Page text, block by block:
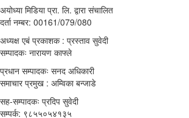
अयोध्या मिडिया प्रा. लि. द्वारा संचालित
दर्ता नम्बर: 00161/079/080
अध्यक्ष एबं प्रकाशक : प्रस्ताव सुवेदी
सम्पादकः नारायण काफ्ले
प्रधान सम्पादकः सनद अधिकारी
समाचार प्रमुख : अम्विका बन्जाडे
सह-सम्पादकः प्रदिप सुवेदी
सम्पर्क: ९८५५०५४१३५